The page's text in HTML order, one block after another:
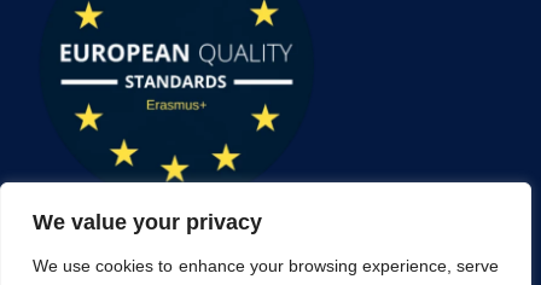
We value your privacy
We use cookies to enhance your browsing experience, serve